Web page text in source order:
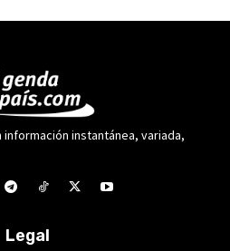
instantánea, variada,
Legal